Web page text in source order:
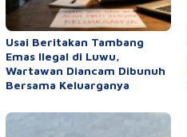
Usai Beritakan Tambang
Emas Ilegal di Luwu,
Wartawan Diancam Dibunuh
Bersama Keluarganya